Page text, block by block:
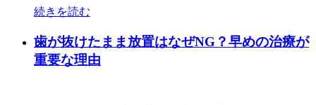
続きを読む
歯が抜けたまま放置はなぜNG？早めの治療が
重要な理由